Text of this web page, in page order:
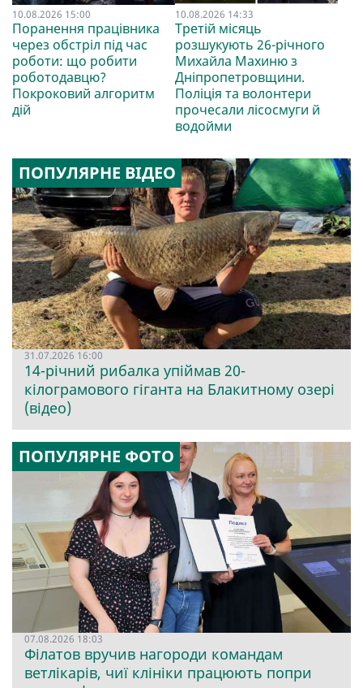
10.08.2026 15:00
Поранення працівника
через обстріл під час
роботи: що робити
роботодавцю?
Покроковий алгоритм
дій
10.08.2026 14:33
Третій місяць
розшукують 26-річного
Михайла Махиню з
Дніпропетровщини.
Поліція та волонтери
прочесали лісосмуги й
водойми
ПОПУЛЯРНЕ ВІДЕО
31.07.2026 16:00
14-річний рибалка упіймав 20-
кілограмового гіганта на Блакитному озері
(відео)
ПОПУЛЯРНЕ ФОТО
07.08.2026 18:03
Філатов вручив нагороди командам
ветлікарів, чиї клініки працюють попри